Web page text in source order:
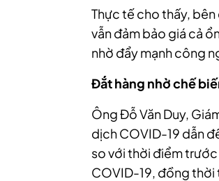
Thực tế cho thấy,
vẫn đảm bảo giá cả
nhờ đẩy mạnh công
Đắt hàng nhờ chế
Ông Đỗ Văn Duy,
dịch COVID-19 dẫn
so với thời điểm
COVID-19, đồng thời